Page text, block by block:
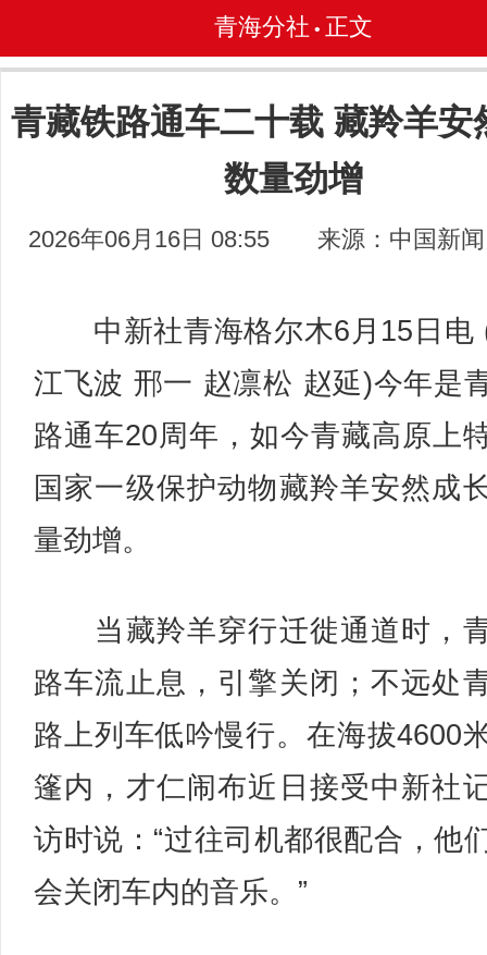
青海分社 • 正文
青藏铁路通车二十载 藏羚羊安
数量劲增
2026年06月16日 08:55 来源：中国新
中新社青海格尔木6月15日电
江飞波 邢一 赵凛松 赵延)今年是
路通车20周年，如今青藏高原上
国家一级保护动物藏羚羊安然成
量劲增。
当藏羚羊穿行迁徙通道时，
路车流止息，引擎关闭；不远处
路上列车低吟慢行。在海拔4600
篷内，才仁闹布近日接受中新社
访时说：“过往司机都很配合，他
会关闭车内的音乐。”